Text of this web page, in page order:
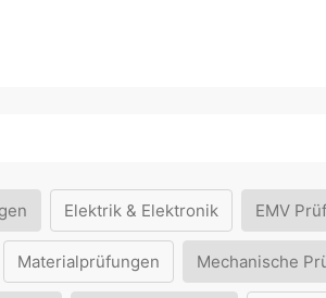
Elektrik & Elektronik EMV
Materialprüfungen Mechanische